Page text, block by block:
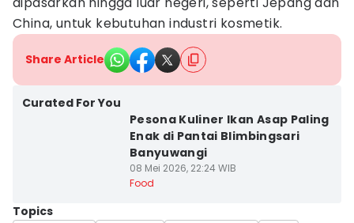
China, untuk kebutuhan industri kosmetik.
Share Article
Curated For You
Pesona Kuliner Ikan Asap Paling
Enak di Pantai Blimbingsari
Banyuwangi
08 Mei 2026, 22:24 WIB
Food
Topics